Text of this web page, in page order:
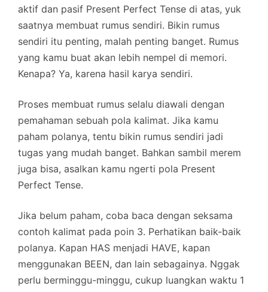
aktif dan pasif Present Perfect Tense di atas, yuk
saatnya membuat rumus sendiri. Bikin rumus
sendiri itu penting, malah penting banget. Rumus
yang kamu buat akan lebih nempel di memori.
Kenapa? Ya, karena hasil karya sendiri.
Proses membuat rumus selalu diawali dengan
pemahaman sebuah pola kalimat. Jika kamu
paham polanya, tentu bikin rumus sendiri jadi
tugas yang mudah banget. Bahkan sambil merem
juga bisa, asalkan kamu ngerti pola Present
Perfect Tense.
Jika belum paham, coba baca dengan seksama
contoh kalimat pada poin 3. Perhatikan baik-baik
polanya. Kapan HAS menjadi HAVE, kapan
menggunakan BEEN, dan lain sebagainya. Nggak
perlu berminggu-minggu, cukup luangkan waktu 1